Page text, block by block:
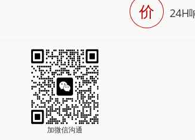
价 24H
加微信沟通